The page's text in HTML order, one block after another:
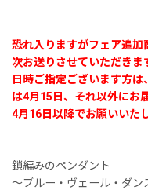
恐れ入りますがフェア追
次お送りさせていただきま
日時ご指定ございます方
は4月15日、それ以外にお
4月16日以降でお願いいたし
鎖編みのペンダント
〜ブルー・ヴェール・ダン